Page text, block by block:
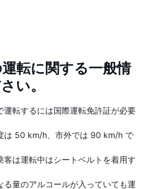
転に関する一般情
い。
運転するには国際運転免許証が必要
は 50 km/h、市外では 90 km/h で
客は運転中はシートベルトを着用す
る量のアルコールが入っていても運